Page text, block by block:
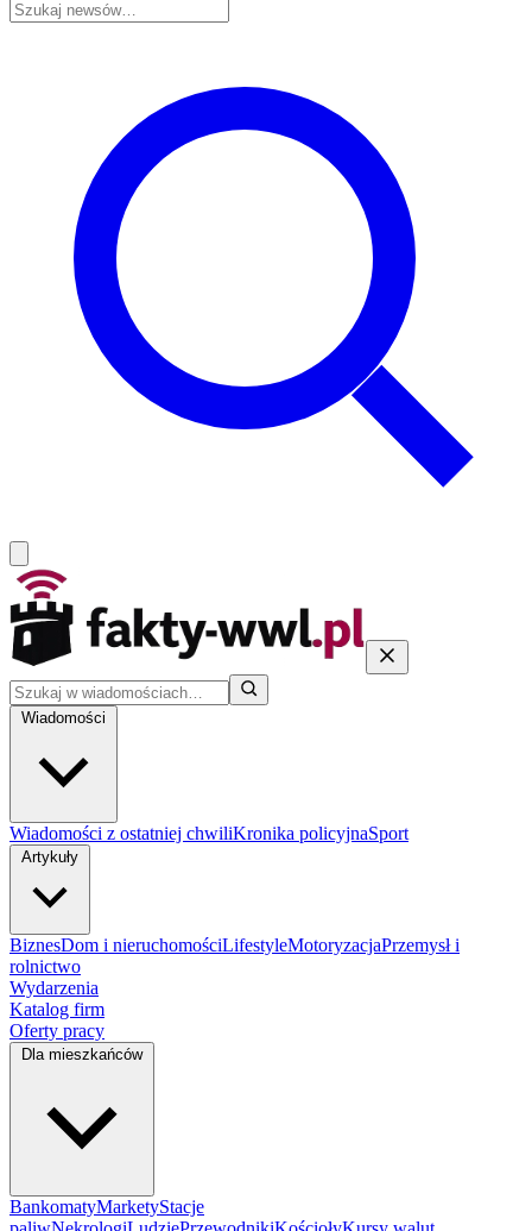
Wiadomości
Wiadomości z ostatniej chwiliKronika policyjnaSport
Artykuły
BiznesDom i nieruchomościLifestyleMotoryzacjaPrzemysł i
rolnictwo
Wydarzenia
Katalog firm
Oferty pracy
Dla mieszkańców
BankomatyMarketyStacje